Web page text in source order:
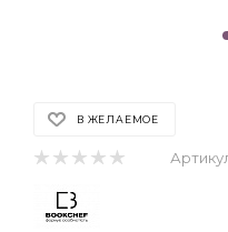
В ЖЕЛАЕМОЕ